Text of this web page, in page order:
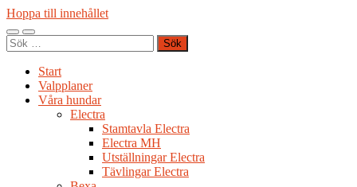
Hoppa till innehållet
Slå
på/av
Slå
på/av
Sök
efter:
Start
Valpplaner
Våra hundar
Electra
Stamtavla Electra
Electra MH
Utställningar Electra
Tävlingar Electra